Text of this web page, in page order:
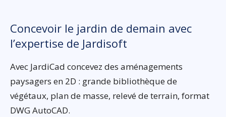
Concevoir le jardin de demain avec
l’expertise de Jardisoft
Avec JardiCad concevez des aménagements
paysagers en 2D : grande bibliothèque de
végétaux, plan de masse, relevé de terrain, format
DWG AutoCAD.